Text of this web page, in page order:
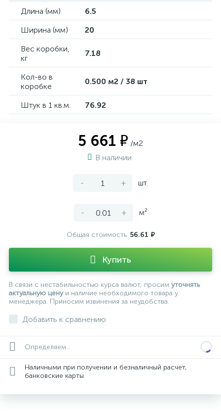
Длина (мм)
6.5
Ширина (мм)
20
Вес коробки,
кг
7.18
Кол-во в
коробке
0.500 м2 / 38 шт
Штук в 1 кв.м. 76.92
5 661 ₽ /м2
В наличии
- + шт.
- + м²
Общая стоимость 56.61 ₽
Купить
В связи с нестабильностью курса валют, просим уточнять
актуальную ценуи наличие необходимого товара у
менеджера. Приносим извинения за неудобства.
Добавить к сравнению
Определяем...
Наличными при получении и безналичный расчет,
банковские карты